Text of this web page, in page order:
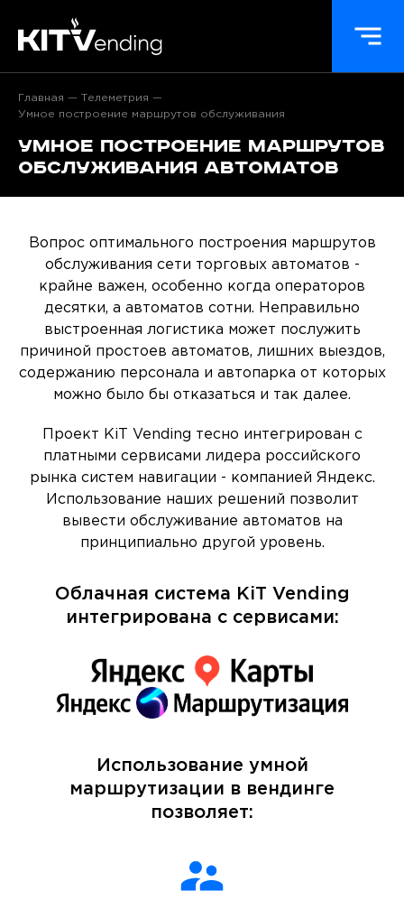
Главная
Телеметрия
Умное построение маршрутов обслуживания
Умное построение маршрутов
обслуживания автоматов
Вопрос оптимального построения маршрутов
обслуживания сети торговых автоматов -
крайне важен, особенно когда операторов
десятки, а автоматов сотни. Неправильно
выстроенная логистика может послужить
причиной простоев автоматов, лишних выездов,
содержанию персонала и автопарка от которых
можно было бы отказаться и так далее.
Проект KiT Vending тесно интегрирован с
платными сервисами лидера российского
рынка систем навигации - компанией Яндекс.
Использование наших решений позволит
вывести обслуживание автоматов на
принципиально другой уровень.
Облачная система KiT Vending
интегрирована с сервисами:
Использование умной
маршрутизации в вендинге
позволяет: